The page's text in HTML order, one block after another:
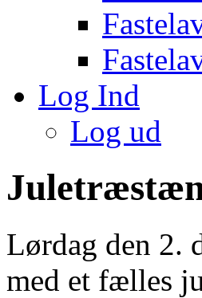
Log Ind
Log ud
Lørdag den 2.
med et fælles